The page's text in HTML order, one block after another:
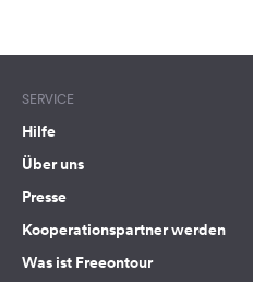
SERVICE
Hilfe
Über uns
Presse
Kooperationspartner werden
Was ist Freeontour